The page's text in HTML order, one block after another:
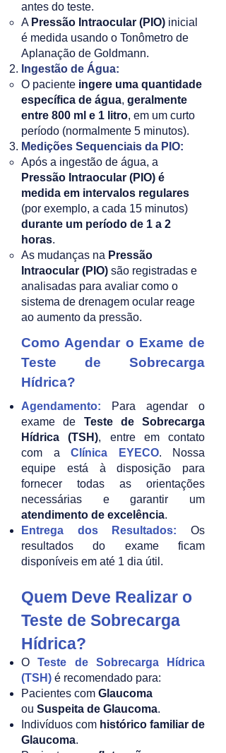
antes do teste.
A Pressão Intraocular (PIO) inicial
é medida usando o Tonômetro de
Aplanação de Goldmann.
Ingestão de Água:
O paciente ingere uma quantidade
específica de água, geralmente
entre 800 ml e 1 litro, em um curto
período (normalmente 5 minutos).
Medições Sequenciais da PIO:
Após a ingestão de água, a
Pressão Intraocular (PIO) é
medida em intervalos regulares
(por exemplo, a cada 15 minutos)
durante um período de 1 a 2
horas.
As mudanças na Pressão
Intraocular (PIO) são registradas e
analisadas para avaliar como o
sistema de drenagem ocular reage
ao aumento da pressão.
Como Agendar o Exame de
Teste de Sobrecarga
Hídrica?
Agendamento: Para agendar o
exame de Teste de Sobrecarga
Hídrica (TSH), entre em contato
com a Clínica EYECO. Nossa
equipe está à disposição para
fornecer todas as orientações
necessárias e garantir um
atendimento de excelência.
Entrega dos Resultados: Os
resultados do exame ficam
disponíveis em até 1 dia útil.
Quem Deve Realizar o
Teste de Sobrecarga
Hídrica?
OTeste de Sobrecarga Hídrica
(TSH) é recomendado para:
Pacientes com Glaucoma
ou Suspeita de Glaucoma.
Indivíduos com histórico familiar de
Glaucoma.